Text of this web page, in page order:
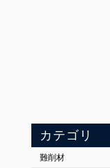
カテゴリ
難削材